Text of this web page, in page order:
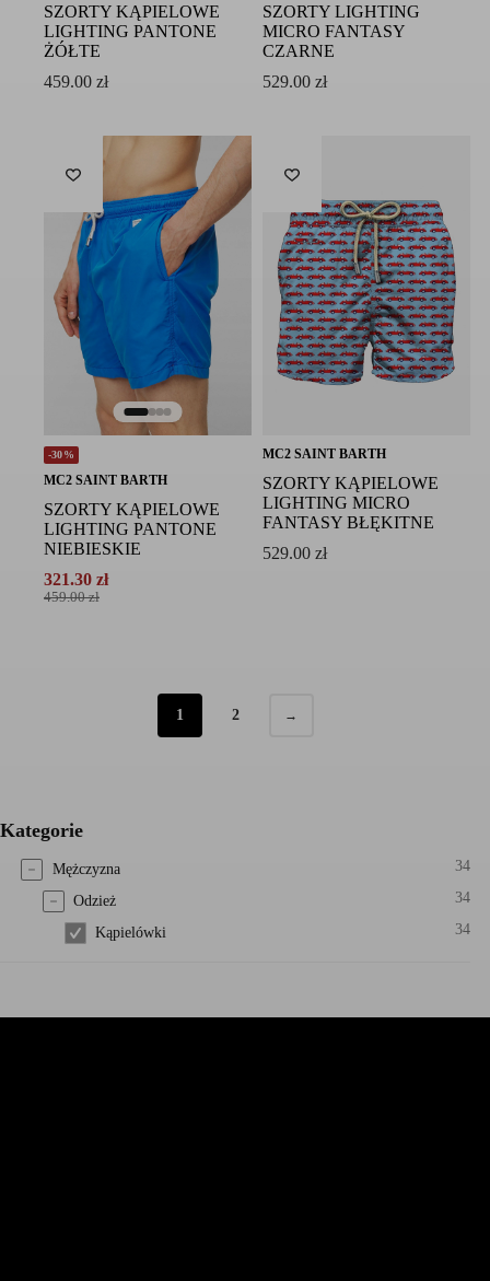
SZORTY KĄPIELOWE
LIGHTING PANTONE
ŻÓŁTE
459.00 zł
SZORTY LIGHTING
MICRO FANTASY
CZARNE
529.00zł
-30%
MC2 SAINT BARTH
SZORTY KĄPIELOWE
LIGHTING PANTONE
NIEBIESKIE
459.00zł
Pierwotna
321.30 zł
Aktualna
MC2 SAINT BARTH
SZORTY KĄPIELOWE
LIGHTING MICRO
FANTASY BŁĘKITNE
529.00zł
1 2 →
Kategorie
Mężczyzna 34
Odzież 34
Kąpielówki 34